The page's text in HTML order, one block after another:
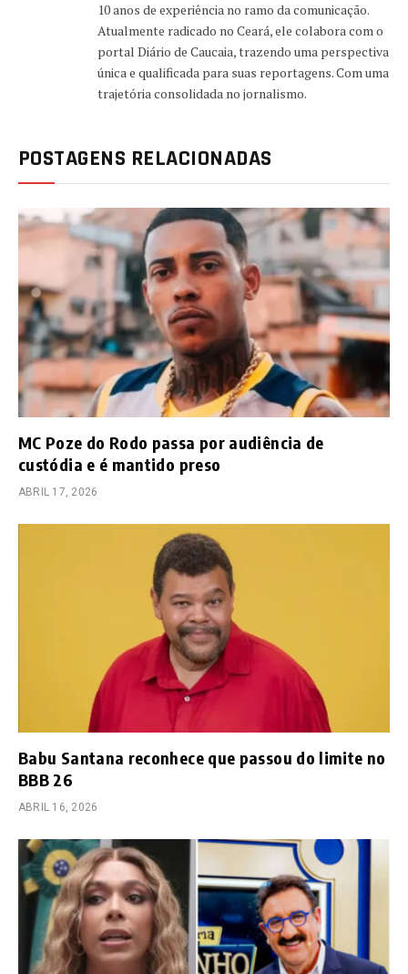
10 anos de experiência no ramo da comunicação.
Atualmente radicado no Ceará, ele colabora com o
portal Diário de Caucaia, trazendo uma perspectiva
única e qualificada para suas reportagens. Com uma
trajetória consolidada no jornalismo.
POSTAGENS RELACIONADAS
MC Poze do Rodo passa por audiência de
custódia e é mantido preso
ABRIL 17, 2026
Babu Santana reconhece que passou do limite no
BBB 26
ABRIL 16, 2026